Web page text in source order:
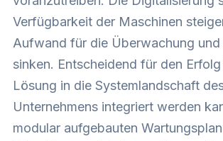
Verfügbarkeit der Maschinen
Aufwand für die Überwachung und
sinken. Entscheidend für den
Lösung in die Systemlandschaft
Unternehmens integriert werden
modular aufgebauten